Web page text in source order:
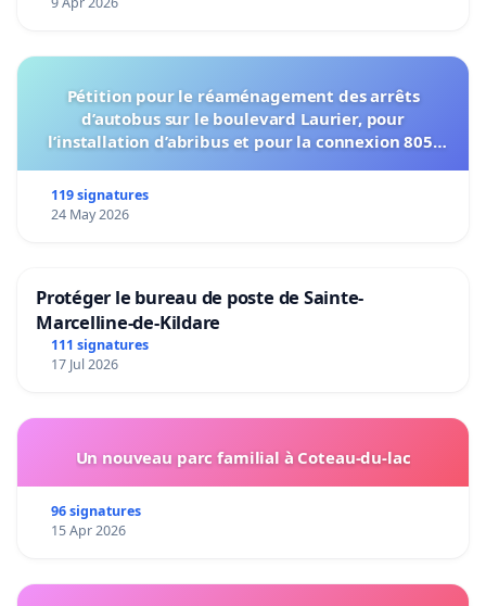
Pétition pour le réaménagement des arrêts
d’autobus sur le boulevard Laurier, pour
l’installation d’abribus et pour la connexion 805-
119 signatures
24 May 2026
Protéger le bureau de poste de Sainte-
Marcelline-de-Kildare
111 signatures
17 Jul 2026
Un nouveau parc familial à Coteau-du-lac
96 signatures
15 Apr 2026